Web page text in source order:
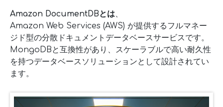
Amazon DocumentDBとは、
Amazon Web Services (AWS) が提供するフルマネー
ジド型の分散ドキュメントデータベースサービスです。
MongoDBと互換性があり、スケーラブルで高い耐久性
を持つデータベースソリューションとして設計されてい
ます。